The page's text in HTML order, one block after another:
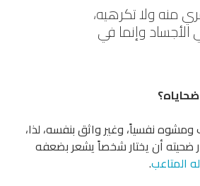
منه ولا تكرهيه،
وإنما في
نفسياً، وغير واثق بنفسه، لذا،
ضحيته أن يختار شخصاً يشعر بضعفه
المتاعب.